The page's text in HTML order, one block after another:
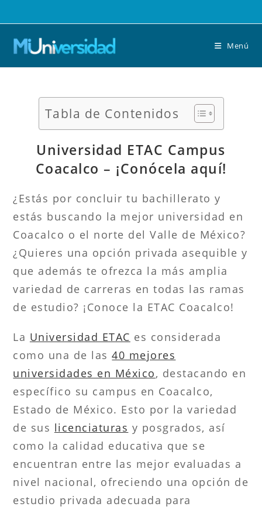
al
contenido
Menú
Tabla de Contenidos
Universidad ETAC Campus
Coacalco – ¡Conócela aquí!
¿Estás por concluir tu bachillerato y
estás buscando la mejor universidad en
Coacalco o el norte del Valle de México?
¿Quieres una opción privada asequible y
que además te ofrezca la más amplia
variedad de carreras en todas las ramas
de estudio? ¡Conoce la ETAC Coacalco!
La Universidad ETAC es considerada
como una de las40 mejores
universidades en México, destacando en
específico su campus en Coacalco,
Estado de México. Esto por la variedad
de sus licenciaturas y posgrados, así
como la calidad educativa que se
encuentran entre las mejor evaluadas a
nivel nacional, ofreciendo una opción de
estudio privada adecuada para